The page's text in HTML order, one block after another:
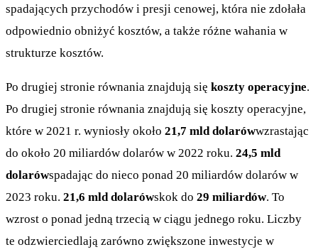
spadających przychodów i presji cenowej, która nie zdołała
odpowiednio obniżyć kosztów, a także różne wahania w
strukturze kosztów.
Po drugiej stronie równania znajdują się koszty operacyjne.
Po drugiej stronie równania znajdują się koszty operacyjne,
które w 2021 r. wyniosły około 21,7 mld dolarówwzrastając
do około 20 miliardów dolarów w 2022 roku. 24,5 mld
dolarówspadając do nieco ponad 20 miliardów dolarów w
2023 roku. 21,6 mld dolarówskok do 29 miliardów. To
wzrost o ponad jedną trzecią w ciągu jednego roku. Liczby
te odzwierciedlają zarówno zwiększone inwestycje w